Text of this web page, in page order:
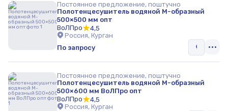
Постоянное предложение, поштучно
Полотенцесушитель водяной М-образный
500×500 мм опт
ВоЛПро
4,5
Россия, Курган
По запросу
Постоянное предложение, поштучно
Полотенцесушитель водяной М-образный
500×600 мм ВоЛПро опт
ВоЛПро
4,5
Россия, Курган